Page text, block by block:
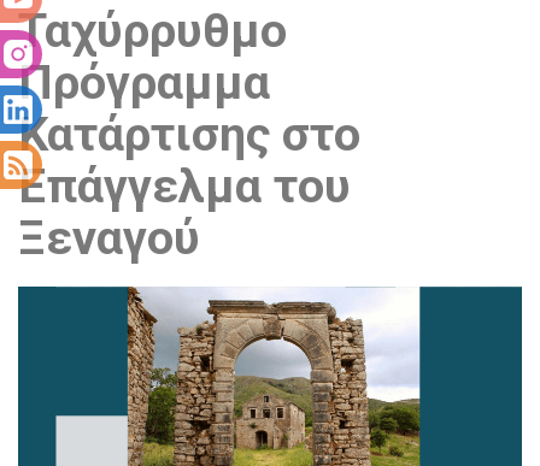
Ταχύρρυθμο
Πρόγραμμα
Κατάρτισης στο
Επάγγελμα του
Ξεναγού